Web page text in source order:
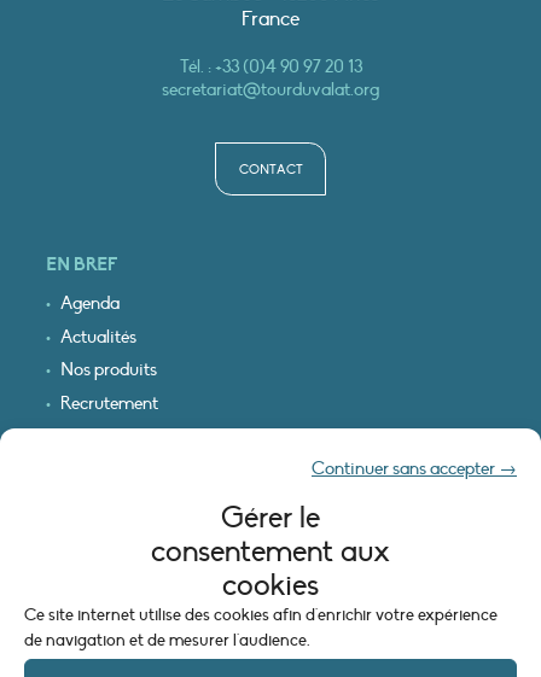
Gérer le
consentement aux
cookies
Ce site internet utilise des cookies afin d'enrichir votre expérience
de navigation et de mesurer l'audience.
Continuer sans accepter →
France
Tél. :+33 (0)4 90 97 20 13
secretariat@tourduvalat.org
CONTACT
EN BREF
Agenda
Actualités
Nos produits
Recrutement
INFORMATIONS LÉGALES
Mentions légales
Politique de cookies (UE)